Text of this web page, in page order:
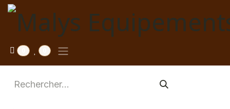
Se rendre au contenu